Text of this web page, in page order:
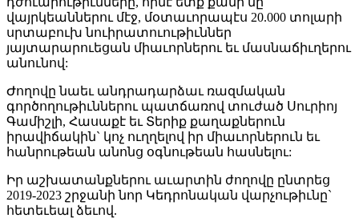
վայրկեաններու մէջ, մօտաւորապէս 20.000 տոլարի
սրտաբուխ նուիրատուութիւններ
յայտարարուեցան միաւորներու եւ մասնաճիւղերու
անունով:
Ժողովը նաեւ անդրադարձաւ ռազմական
գործողութիւններու պատճառով տուժած Սուրիոյ
Գամիշլի, Հասաքէ եւ Տերիք քաղաքներուն
իրավիճակին` կոչ ուղղելով իր միաւորներուն եւ
հանրութեան անոնց օգնութեան հասնելու:
Իր աշխատանքներու աւարտին ժողովը ընտրեց
2019-2023 շրջանի նոր Կեդրոնական վարչութիւնը`
հետեւեալ ձեւով.